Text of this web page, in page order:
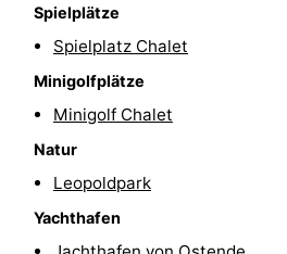
Surfen
Essen
und
trinken
Veranstaltungen
Praktisch
Forum
Spielplätze
Spielplatz Chalet
Minigolfplätze
Minigolf Chalet
Natur
Leopoldpark
Yachthafen